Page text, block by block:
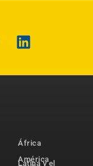
África
América
Latina y el